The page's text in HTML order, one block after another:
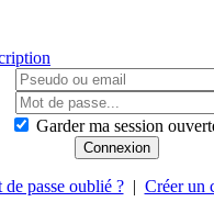
Garder ma session
de passe oublié ?| Créer un